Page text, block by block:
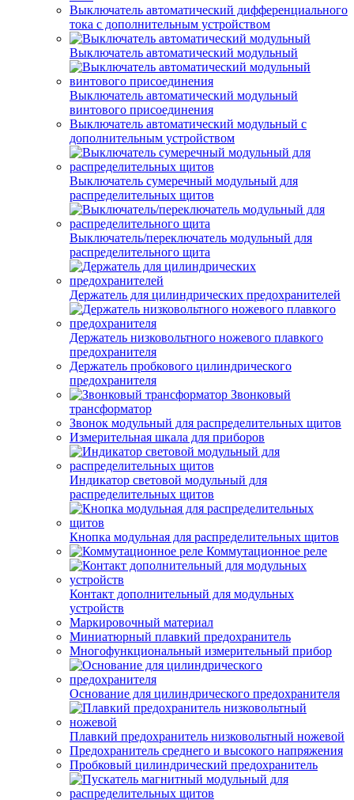
Выключатель автоматический дифференциального
тока с дополнительным устройством
Выключатель автоматический модульный
Выключатель автоматический модульный
винтового присоединения
Выключатель автоматический модульный с
дополнительным устройством
Выключатель сумеречный модульный для
распределительных щитов
Выключатель/переключатель модульный для
распределительного щита
Держатель для цилиндрических предохранителей
Держатель низковольтного ножевого плавкого
предохранителя
Держатель пробкового цилиндрического
предохранителя
Звонковый
трансформатор
Звонок модульный для распределительных щитов
Измерительная шкала для приборов
Индикатор световой модульный для
распределительных щитов
Кнопка модульная для распределительных щитов
Коммутационное реле
Контакт дополнительный для модульных
устройств
Маркировочный материал
Миниатюрный плавкий предохранитель
Многофункциональный измерительный прибор
Основание для цилиндрического предохранителя
Плавкий предохранитель низковольтный ножевой
Предохранитель среднего и высокого напряжения
Пробковый цилиндрический предохранитель